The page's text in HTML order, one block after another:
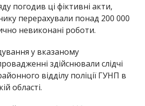
погодив ці фіктивні акти,
перерахували понад 200 000
невиконані роботи.
у вказаному
здійснювали слідчі
відділу поліції ГУНП в
області.